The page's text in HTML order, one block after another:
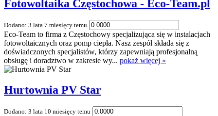
Fotowoltaika Częstochowa - Eco-Team.pl
Dodano: 3 lata 7 miesięcy temu
Eco-Team to firma z Częstochowy specjalizująca się w instalacjach
fotowoltaicznych oraz pomp ciepła. Nasz zespół składa się z
doświadczonych specjalistów, którzy zapewniają profesjonalną
obsługę i doradztwo w zakresie wy... pokaż więcej »
Hurtownia PV Star
Dodano: 3 lata 10 miesięcy temu